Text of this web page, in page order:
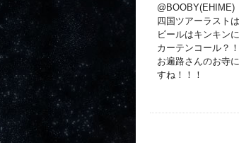
@BOOBY(EHIME)
四国ツアーラスト
ビールはキンキン
カーテンコール？
お遍路さんのお寺
すね！！！